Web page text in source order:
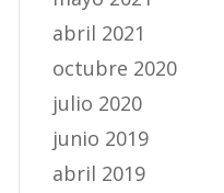
abril 2021
octubre 2020
julio 2020
junio 2019
abril 2019